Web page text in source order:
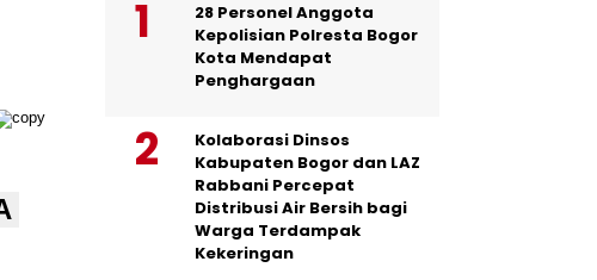
28 Personel Anggota
Kepolisian Polresta Bogor
Kota Mendapat
Penghargaan
Kolaborasi Dinsos
Kabupaten Bogor dan LAZ
Rabbani Percepat
Distribusi Air Bersih bagi
Warga Terdampak
Kekeringan